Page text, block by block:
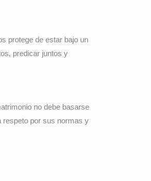
protege de estar bajo un
predicar juntos y
no debe basarse
respeto por sus normas y